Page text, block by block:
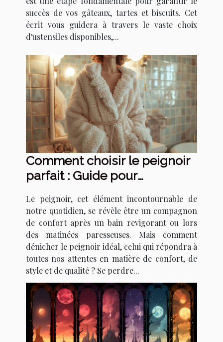
succès de vos gâteaux, tartes et biscuits. Cet
écrit vous guidera à travers le vaste choix
d'ustensiles disponibles,...
Comment choisir le peignoir
parfait : Guide pour
modèle en fonction de vos
besoins
Le peignoir, cet élément incontournable de
notre quotidien, se révèle être un compagnon
de confort après un bain revigorant ou lors
des matinées paresseuses. Mais comment
dénicher le peignoir idéal, celui qui répondra à
toutes nos attentes en matière de confort, de
style et de qualité ? Se perdre...